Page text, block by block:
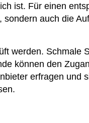
ist. Für einen
auch die
werden. Schmale
können den
erfragen und